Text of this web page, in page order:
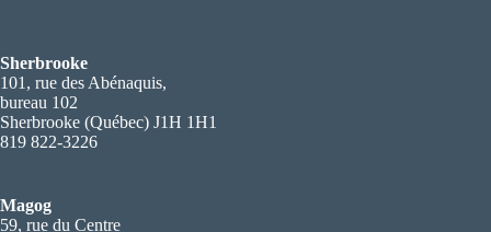
Sherbrooke
101, rue des Abénaquis,
bureau 102
Sherbrooke (Québec) J1H 1H1
819 822-3226
Magog
59, rue du Centre